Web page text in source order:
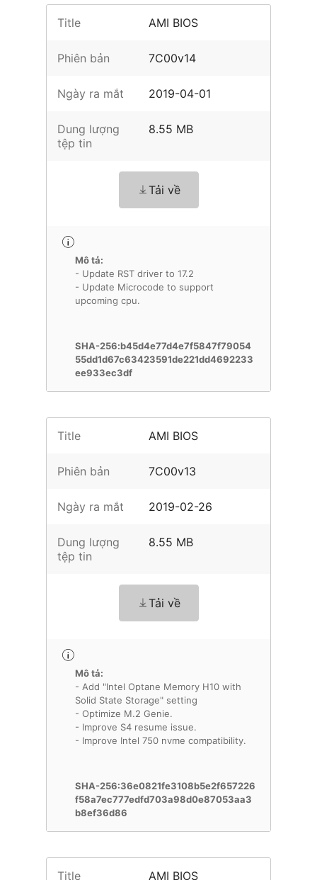
Title AMI BIOS
Phiên bản 7C00v14
Ngày ra mắt 2019-04-01
Dung lượng
tệp tin
8.55 MB
Tải về
Mô tả:
- Update RST driver to 17.2
- Update Microcode to support
upcoming cpu.
SHA-256:b45d4e77d4e7f5847f79054
55dd1d67c63423591de221dd4692233
ee933ec3df
Title AMI BIOS
Phiên bản 7C00v13
Ngày ra mắt 2019-02-26
Dung lượng
tệp tin
8.55 MB
Tải về
Mô tả:
- Add "Intel Optane Memory H10 with
Solid State Storage" setting
- Optimize M.2 Genie.
- Improve S4 resume issue.
- Improve Intel 750 nvme compatibility.
SHA-256:36e0821fe3108b5e2f657226
f58a7ec777edfd703a98d0e87053aa3
b8ef36d86
Title AMI BIOS